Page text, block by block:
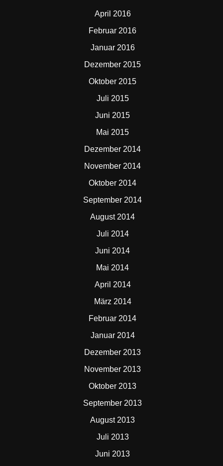
April 2016
Februar 2016
Januar 2016
Dezember 2015
Oktober 2015
Juli 2015
Juni 2015
Mai 2015
Dezember 2014
November 2014
Oktober 2014
September 2014
August 2014
Juli 2014
Juni 2014
Mai 2014
April 2014
März 2014
Februar 2014
Januar 2014
Dezember 2013
November 2013
Oktober 2013
September 2013
August 2013
Juli 2013
Juni 2013